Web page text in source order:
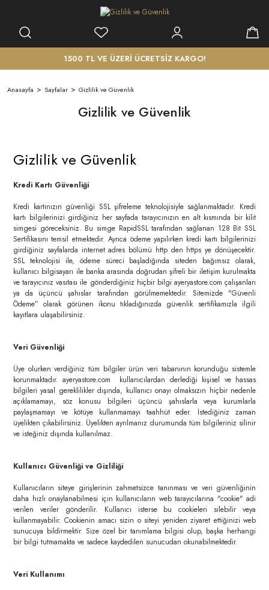
1500 TL VE ÜZERİ ÜCRETSİZ KARGO!
Anasayfa Sayfalar Gizlilik ve Güvenlik
Gizlilik ve Güvenlik
Gizlilik ve Güvenlik
Kredi Kartı Güvenliği
Kredi kartınızın güvenliği SSL şifreleme teknolojisiyle sağlanmaktadır. Kredi
kartı bilgilerinizi girdiğiniz her sayfada tarayıcınızın en alt kısmında bir kilit
simgesi göreceksiniz. Bu simge RapidSSL tarafından sağlanan 128 Bit SSL
Sertifikasını temsil etmektedir. Ayrıca ödeme yapılırken kredi kartı bilgilerinizi
girdiğiniz sayfalarda internet adres bölümü http den https ye dönüşecektir.
SSL teknolojisi ile, ödeme süreci başladığında siteden bağımsız olarak,
kullanıcı bilgisayarı ile banka arasında doğrudan şifreli bir iletişim kurulmakta
ve tarayıcınız vasıtası ile gönderdiğiniz hiçbir bilgi ayeryastore.com çalışanları
ya da üçüncü şahıslar tarafından görülmemektedir. Sitemizde "Güvenli
Ödeme” olarak görünen ikonu tıkladığınızda güvenlik sertifikamızla ilgili
kayıtlara ulaşabilirsiniz.
Veri Güvenliği
Üye olurken verdiğiniz tüm bilgiler ürün veri tabanının korunduğu sistemle
korunmaktadır. ayeryastore.com kullanıcılardan derlediği kişisel ve hassas
bilgileri yasal gereklilikler dışında, kullanıcı onayı olmaksızın hiçbir nedenle
açıklamamayı, söz konusu bilgileri üçüncü şahıslarla veya kurumlarla
paylaşmamayı ve kötüye kullanmamayı taahhüt eder. İstediğiniz zaman
üyelikten çıkabilirsiniz. Üyelikten ayrılmanız durumunda tüm bilgileriniz silinir
ve isteğiniz dışında kullanılmaz.
Kullanıcı Güvenliği ve Gizliliği
Kullanıcıların siteye girişlerinin zahmetsizce tanınması ve veri güvenliğinin
daha hızlı onaylanabilmesi için kullanıcıların web tarayıcılarına "cookie" adi
verilen veriler gönderilir. Kullanıcı isterse bu cookieleri silebilir veya
kullanmayabilir. Cookienin amacı sizin o siteyi yeniden ziyaret ettiğinizi web
sunucuya bildirmektir. Size özel bir tanımlama bilgisi olup, başka herhangi
bir bilgi tutmamakta ve sadece kaydedilen sunucudan okunabilmektedir.
Veri Kullanımı